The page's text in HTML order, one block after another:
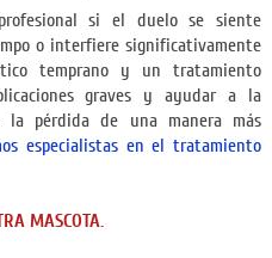
si el duelo se siente
o interfiere significativamente
temprano y un tratamiento
graves y ayudar a la
pérdida de una manera más
especialistas en el tratamiento
MASCOTA.